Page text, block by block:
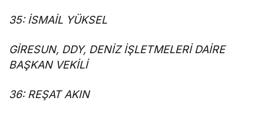
35: İSMAİL YÜKSEL
GİRESUN, DDY, DENİZ İŞLETMELERİ DAİRE
BAŞKAN VEKİLİ
36: REŞAT AKIN